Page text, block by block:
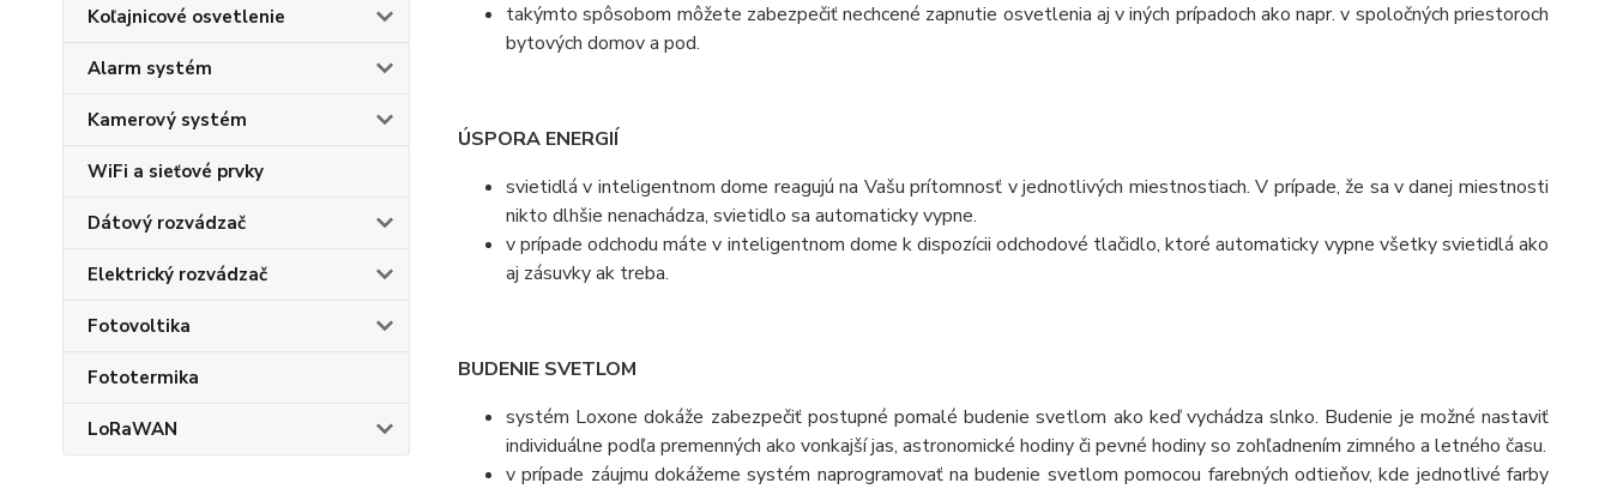
Koľajnicové osvetlenie
Alarm systém
Kamerový systém
WiFi a sieťové prvky
Dátový rozvádzač
Elektrický rozvádzač
Fotovoltika
Fototermika
LoRaWAN
takýmto spôsobom môžete zabezpečiť nechcené zapnutie osvetlenia aj v iných prípadoch ako napr. v spoločných priestoroch
bytových domov a pod.
ÚSPORA ENERGIÍ
svietidlá v inteligentnom dome reagujú na Vašu prítomnosť v jednotlivých miestnostiach. V prípade, že sa v danej miestnosti
nikto dlhšie nenachádza, svietidlo sa automaticky vypne.
v prípade odchodu máte v inteligentnom dome k dispozícii odchodové tlačidlo, ktoré automaticky vypne všetky svietidlá ako
aj zásuvky ak treba.
BUDENIE SVETLOM
systém Loxone dokáže zabezpečiť postupné pomalé budenie svetlom ako keď vychádza slnko. Budenie je možné nastaviť
individuálne podľa premenných ako vonkajší jas, astronomické hodiny či pevné hodiny so zohľadnením zimného a letného času.
v prípade záujmu dokážeme systém naprogramovať na budenie svetlom pomocou farebných odtieňov, kde jednotlivé farby